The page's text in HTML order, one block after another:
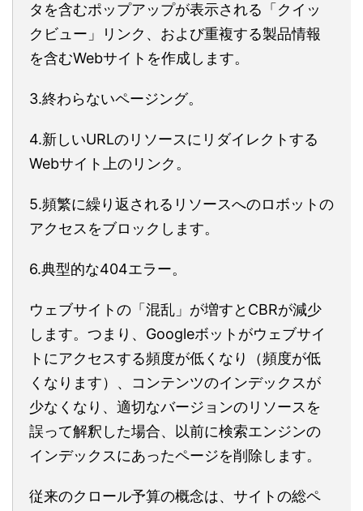
タを含むポップアップが表示される「クイッ
クビュー」リンク、および重複する製品情報
を含むWebサイトを作成します。
3.終わらないページング。
4.新しいURLのリソースにリダイレクトする
Webサイト上のリンク。
5.頻繁に繰り返されるリソースへのロボットの
アクセスをブロックします。
6.典型的な404エラー。
ウェブサイトの「混乱」が増すとCBRが減少
します。つまり、Googleボットがウェブサイ
トにアクセスする頻度が低くなり（頻度が低
くなります）、コンテンツのインデックスが
少なくなり、適切なバージョンのリソースを
誤って解釈した場合、以前に検索エンジンの
インデックスにあったページを削除します。
従来のクロール予算の概念は、サイトの総ペ